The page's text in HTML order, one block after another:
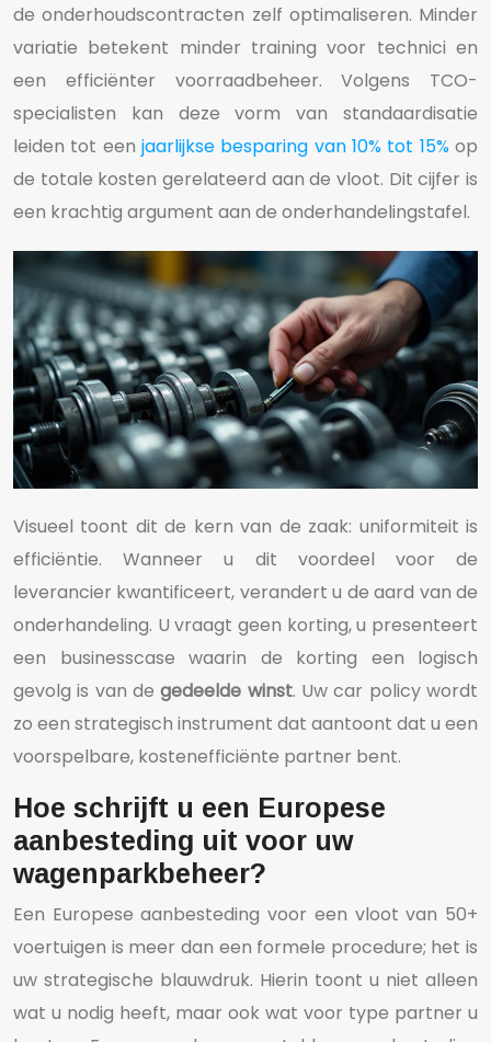
de onderhoudscontracten zelf optimaliseren. Minder
variatie betekent minder training voor technici en
een efficiënter voorraadbeheer. Volgens TCO-
specialisten kan deze vorm van standaardisatie
leiden tot een jaarlijkse besparing van 10% tot 15%op
de totale kosten gerelateerd aan de vloot. Dit cijfer is
een krachtig argument aan de onderhandelingstafel.
Visueel toont dit de kern van de zaak: uniformiteit is
efficiëntie. Wanneer u dit voordeel voor de
leverancier kwantificeert, verandert u de aard van de
onderhandeling. U vraagt geen korting, u presenteert
een businesscase waarin de korting een logisch
gevolg is van degedeelde winst. Uw car policy wordt
zo een strategisch instrument dat aantoont dat u een
voorspelbare, kostenefficiënte partner bent.
Hoe schrijft u een Europese
aanbesteding uit voor uw
wagenparkbeheer?
Een Europese aanbesteding voor een vloot van 50+
voertuigen is meer dan een formele procedure; het is
uw strategische blauwdruk. Hierin toont u niet alleen
wat u nodig heeft, maar ook wat voor type partner u